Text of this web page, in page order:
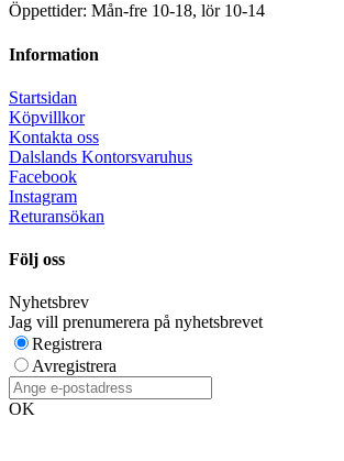
Öppettider: Mån-fre 10-18, lör 10-14
Information
Startsidan
Köpvillkor
Kontakta oss
Dalslands Kontorsvaruhus
Facebook
Instagram
Returansökan
Följ oss
Nyhetsbrev
Jag vill prenumerera på nyhetsbrevet
Registrera
Avregistrera
OK